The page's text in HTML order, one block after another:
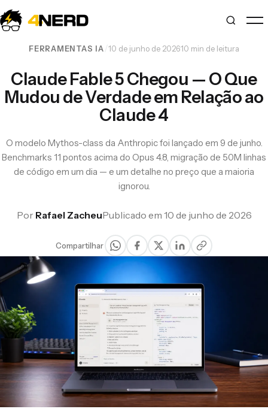
FERRAMENTAS IA /10 de junho de 2026·10 min de leitura
Claude Fable 5 Chegou — O Que
Mudou de Verdade em Relação ao
Claude 4
O modelo Mythos-class da Anthropic foi lançado em 9 de junho.
Benchmarks 11 pontos acima do Opus 4.8, migração de 50M linhas
de código em um dia — e um detalhe no preço que a maioria
ignorou.
Por Rafael ZacheuPublicado em 10 de junho de 2026
Compartilhar